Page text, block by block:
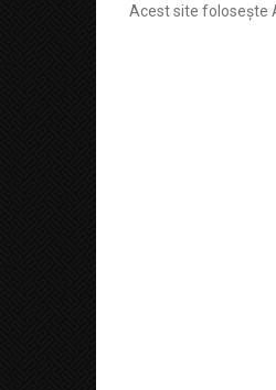
Acest site folosește